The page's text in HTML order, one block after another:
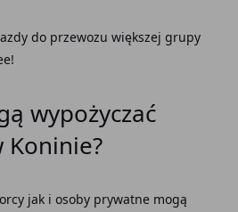
do przewozu większej grupy
wypożyczać
Koninie?
jak i osoby prywatne mogą